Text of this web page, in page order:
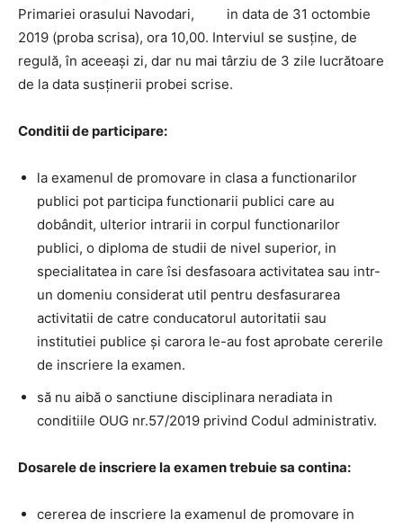
Primariei orasului Navodari, in data de 31 octombie
2019 (proba scrisa), ora 10,00. Interviul se susţine, de
regulă, în aceeaşi zi, dar nu mai târziu de 3 zile lucrătoare
de la data susţinerii probei scrise.
Conditii de participare:
la examenul de promovare in clasa a functionarilor
publici pot participa functionarii publici care au
dobândit, ulterior intrarii in corpul functionarilor
publici, o diploma de studii de nivel superior, in
specialitatea in care îsi desfasoara activitatea sau intr-
un domeniu considerat util pentru desfasurarea
activitatii de catre conducatorul autoritatii sau
institutiei publice și carora le-au fost aprobate cererile
de inscriere la examen.
să nu aibă o sanctiune disciplinara neradiata in
conditiile OUG nr.57/2019 privind Codul administrativ.
Dosarele de inscriere la examen trebuie sa contina:
cererea de inscriere la examenul de promovare in